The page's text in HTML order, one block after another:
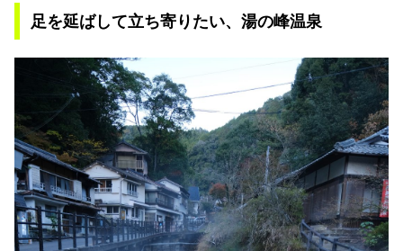
足を延ばして立ち寄りたい、湯の峰温泉